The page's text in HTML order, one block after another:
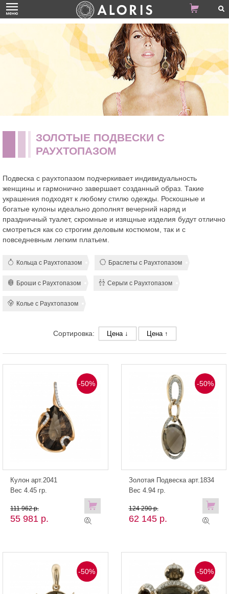
ЗОЛОТЫЕ ПОДВЕСКИ С
РАУХТОПАЗОМ
Подвеска с раухтопазом подчеркивает индивидуальность
женщины и гармонично завершает созданный образ. Такие
украшения подходят к любому стилю одежды. Роскошные и
богатые кулоны идеально дополнят вечерний наряд и
праздничный туалет, скромные и изящные изделия будут отлично
смотреться как со строгим деловым костюмом, так и с
повседневным легким платьем.
Кольца с Раухтопазом Браслеты с Раухтопазом
Броши с Раухтопазом Серьги с Раухтопазом
Колье с Раухтопазом
Сортировка: Цена ↓ Цена ↑
-50%
Кулон арт.2041
Вес 4.45 гр.
55 981 р.
111 962 р.
-50%
Золотая Подвеска арт.1834
Вес 4.94 гр.
62 145 р.
124 290 р.
-50% -50%